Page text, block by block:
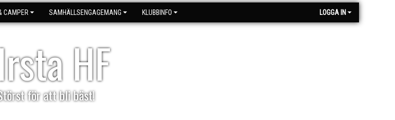
CAMPER SAMHÄLLSENGAGEMANG KLUBBINFO LOGGA IN
HF
för att bli bäst!